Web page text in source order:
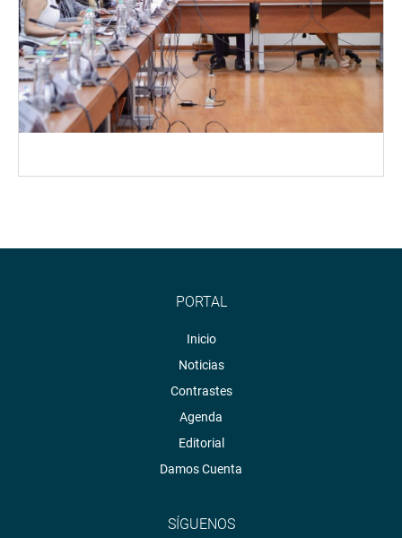
PORTAL
Inicio
Noticias
Contrastes
Agenda
Editorial
Damos Cuenta
SÍGUENOS